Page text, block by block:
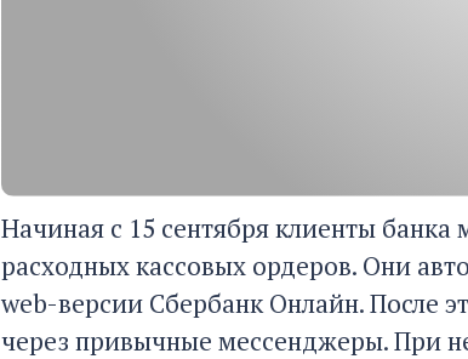
Начиная с 15 сентября клиенты
расходных кассовых ордеров. Они
web-версии Сбербанк Онлайн. После
через привычные мессенджеры. При